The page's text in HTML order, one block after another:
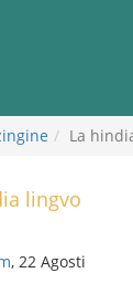
La
lingvo
, 22 Agosti